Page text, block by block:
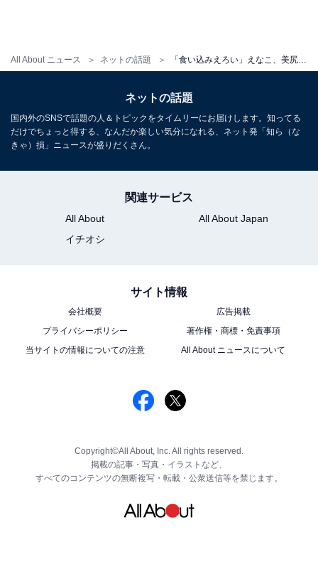
All About ニュース ネットの話題
ネットの話題
国内外のSNSで話題の人＆トピックをタイムリーにお届けします。知ってる
だけでちょっと得する、なんだか楽しい気分になれる、ネット発「知ら（な
きゃ）損」ニュースが盛りだくさん。
関連サービス
All About
All About Japan
イチオシ
サイト情報
会社概要
広告掲載
プライバシーポリシー
著作権・商標・免責事項
当サイトの情報についての注意
All About ニュースについて
Copyright©All About, Inc. All rights reserved.
掲載の記事・写真・イラストなど、
すべてのコンテンツの無断複写・転載・公衆送信等を禁じます。